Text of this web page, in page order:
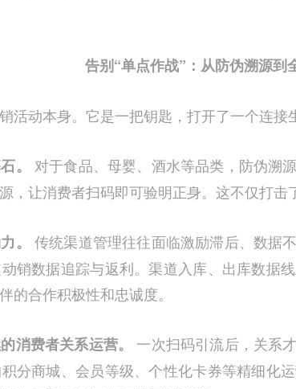
告别“单点作战”：从防伪溯源到
活动本身。它是一把钥匙，打开了一个连接
。
对于食品、母婴、酒水等品类，防伪溯
，让消费者扫码即可验明正身。这不仅打击
。
传统渠道管理往往面临激励滞后、数据
销数据追踪与返利。渠道入库、出库数据
的合作积极性和忠诚度。
消费者关系运营。
一次扫码引流后，关系
分商城、会员等级、个性化卡券等精细化